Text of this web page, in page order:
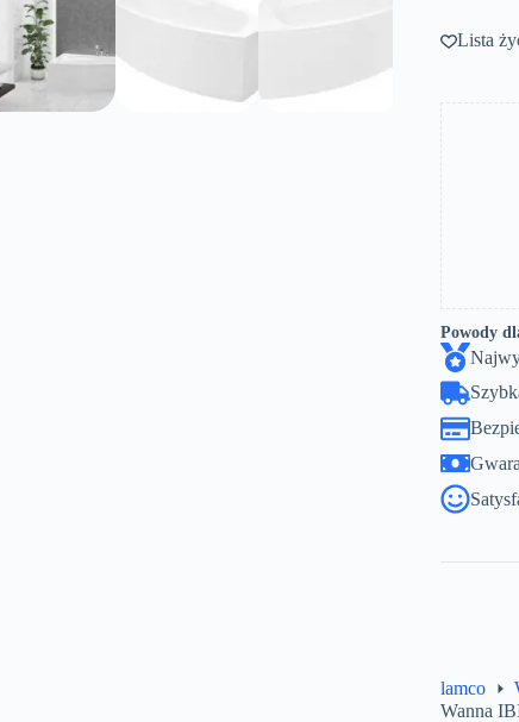
z
obudową,
syfonem
chrom
Lista
Powody
lamco
Wanna